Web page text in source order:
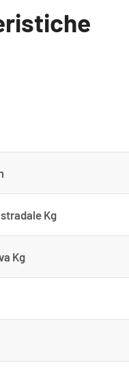
Kg
Kg